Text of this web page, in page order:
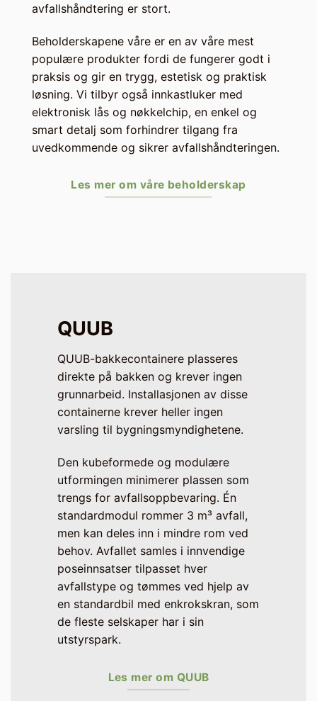
avfallshåndtering er stort.
Beholderskapene våre er en av våre mest
populære produkter fordi de fungerer godt i
praksis og gir en trygg, estetisk og praktisk
løsning. Vi tilbyr også innkastluker med
elektronisk lås og nøkkelchip, en enkel og
smart detalj som forhindrer tilgang fra
uvedkommende og sikrer avfallshåndteringen.
Les mer om våre beholderskap
QUUB
QUUB-bakkecontainere plasseres
direkte på bakken og krever ingen
grunnarbeid. Installasjonen av disse
containerne krever heller ingen
varsling til bygningsmyndighetene.
Den kubeformede og modulære
utformingen minimerer plassen som
trengs for avfallsoppbevaring. Én
standardmodul rommer 3 m³ avfall,
men kan deles inn i mindre rom ved
behov. Avfallet samles i innvendige
poseinnsatser tilpasset hver
avfallstype og tømmes ved hjelp av
en standardbil med enkrokskran, som
de fleste selskaper har i sin
utstyrspark.
Les mer om QUUB